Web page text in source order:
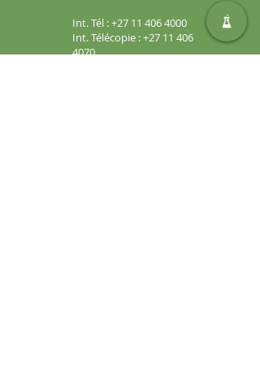
Int. Tél :+27 11 406 4000
Int. Télécopie :+27 11 406
4070